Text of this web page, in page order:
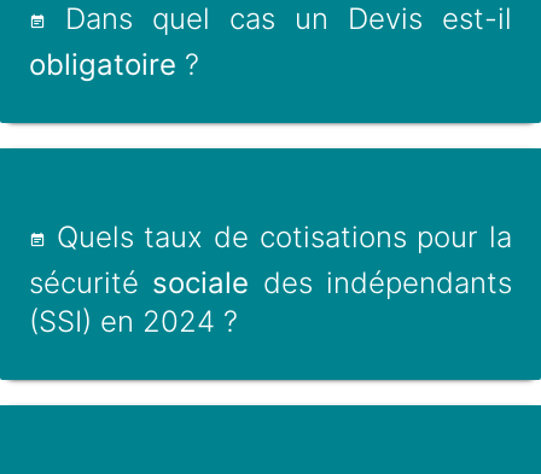
Dans quel cas un Devis est-il
obligatoire ?
Quels taux de cotisations pour la
sécurité sociale des indépendants
(SSI) en 2024 ?